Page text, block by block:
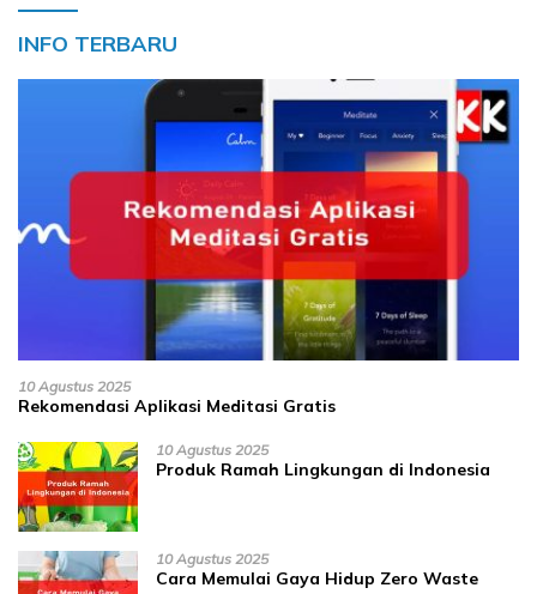
INFO TERBARU
10 Agustus 2025
Rekomendasi Aplikasi Meditasi Gratis
10 Agustus 2025
Produk Ramah Lingkungan di Indonesia
10 Agustus 2025
Cara Memulai Gaya Hidup Zero Waste